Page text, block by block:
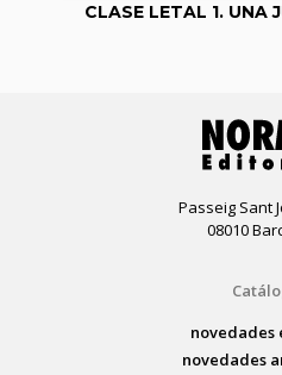
CLASE LETAL 1. UNA
Passeig Sant
08010
novedades
novedades